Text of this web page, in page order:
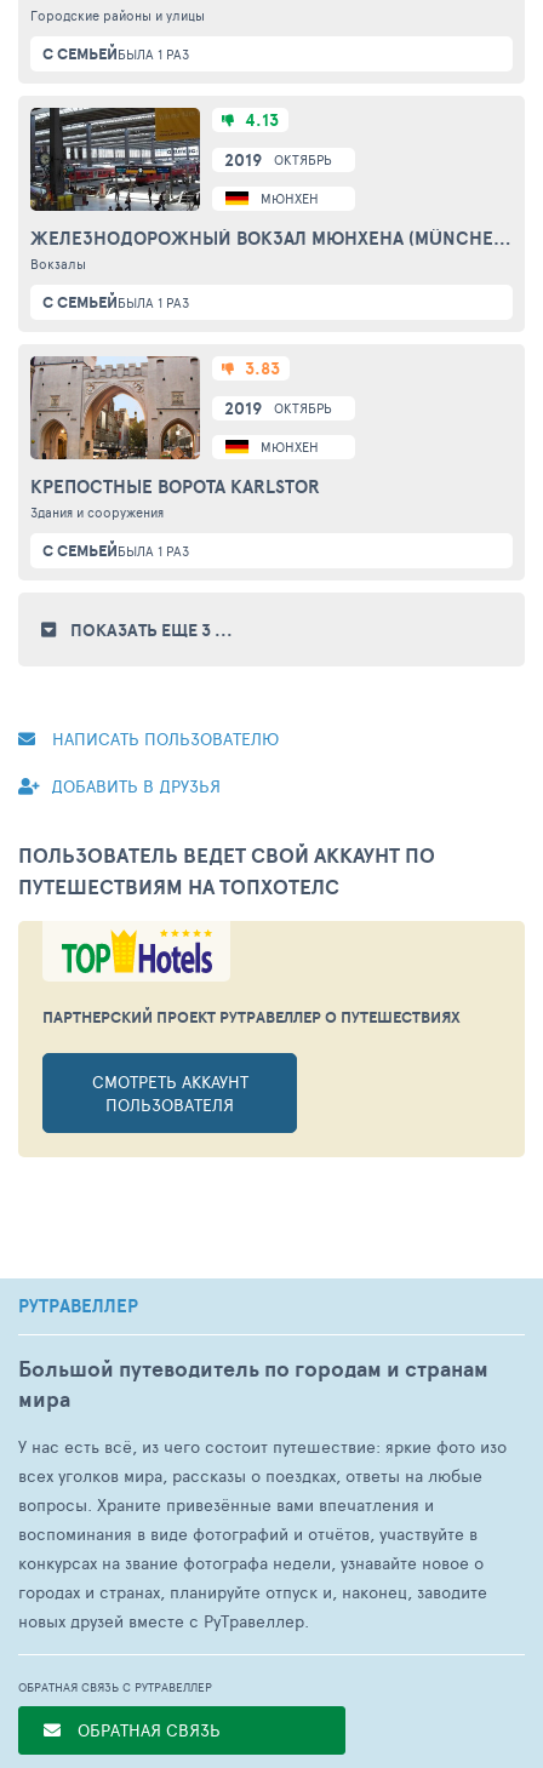
Городские районы и улицы
С СЕМЬЕЙБЫЛА 1 РАЗ
2019 ОКТЯБРЬ
МЮНХЕН
ЖЕЛЕЗНОДОРОЖНЫЙ ВОКЗАЛ МЮНХЕНА (MÜNCHEN HAUPTBAHNHOF)
Вокзалы
4.13
С СЕМЬЕЙБЫЛА 1 РАЗ
2019 ОКТЯБРЬ
МЮНХЕН
КРЕПОСТНЫЕ ВОРОТА KARLSTOR
Здания и сооружения
3.83
С СЕМЬЕЙБЫЛА 1 РАЗ
ПОКАЗАТЬ ЕЩЕ 3 ...
НАПИСАТЬ ПОЛЬЗОВАТЕЛЮ
ДОБАВИТЬ В ДРУЗЬЯ
ПОЛЬЗОВАТЕЛЬ ВЕДЕТ СВОЙ АККАУНТ ПО
ПУТЕШЕСТВИЯМ НА ТОПХОТЕЛС
ПАРТНЕРСКИЙ ПРОЕКТ РУТРАВЕЛЛЕРО ПУТЕШЕСТВИЯХ
СМОТРЕТЬ АККАУНТ
ПОЛЬЗОВАТЕЛЯ
РУТРАВЕЛЛЕР
Большой путеводитель по городам и странам
мира
У нас есть всё, из чего состоит путешествие: яркие фото изо
всех уголков мира, рассказы о поездках, ответы на любые
вопросы. Храните привезённые вами впечатления и
воспоминания в виде фотографий и отчётов, участвуйте в
конкурсах на звание фотографа недели, узнавайте новое о
городах и странах, планируйте отпуск и, наконец, заводите
новых друзей вместе с РуТравеллер.
ОБРАТНАЯ СВЯЗЬ С РУТРАВЕЛЛЕР
ОБРАТНАЯ СВЯЗЬ